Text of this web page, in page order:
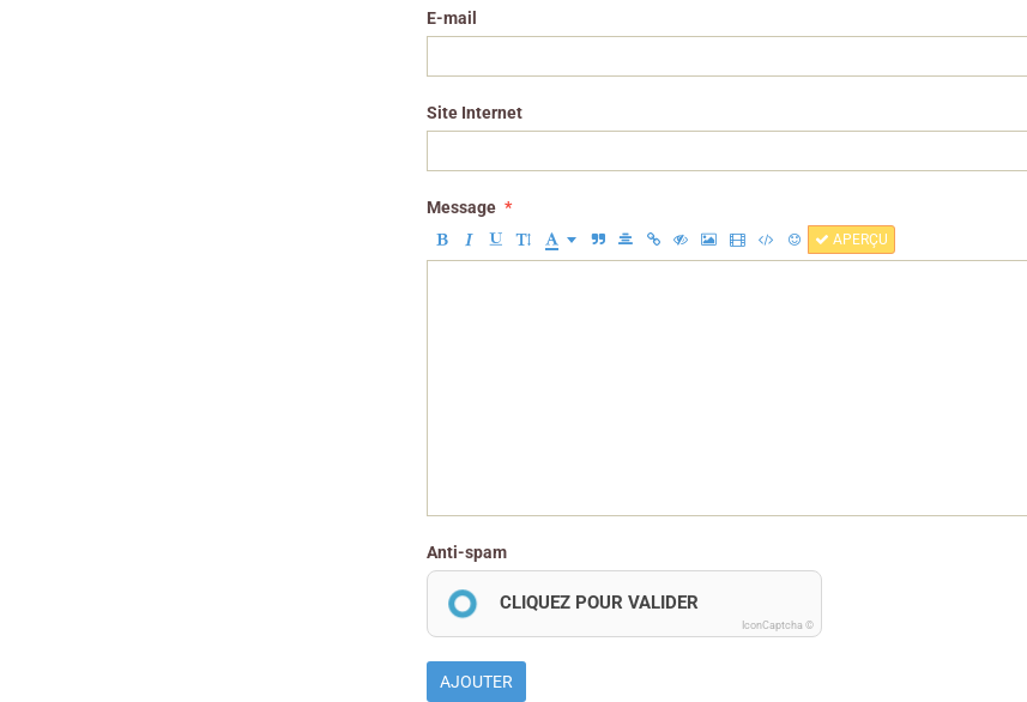
E-mail
Site Internet
Message
APERÇU
Anti-spam
CLIQUEZ POUR VALIDER
IconCaptcha ©
AJOUTER